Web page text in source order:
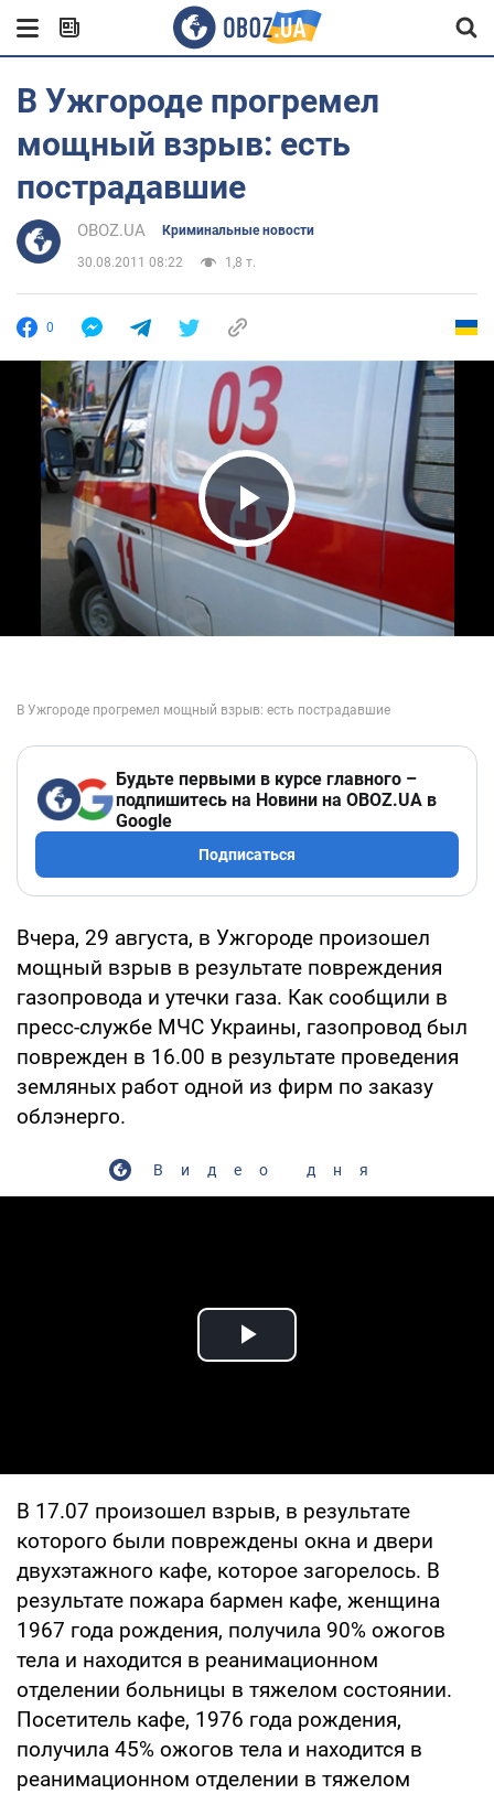
В Ужгороде прогремел
мощный взрыв: есть
пострадавшие
OBOZ.UA Криминальные новости
30.08.2011 08:22 1,8 т.
0
Play Video
Будьте первыми в курсе главного –
подпишитесь на Новини на OBOZ.UA в
Google
Подписаться
Вчера, 29 августа, в Ужгороде произошел
мощный взрыв в результате повреждения
газопровода и утечки газа. Как сообщили в
пресс-службе МЧС Украины, газопровод был
поврежден в 16.00 в результате проведения
земляных работ одной из фирм по заказу
облэнерго.
Видео дня
Play Video
В 17.07 произошел взрыв, в результате
которого были повреждены окна и двери
двухэтажного кафе, которое загорелось. В
результате пожара бармен кафе, женщина
1967 года рождения, получила 90% ожогов
тела и находится в реанимационном
отделении больницы в тяжелом состоянии.
Посетитель кафе, 1976 года рождения,
получила 45% ожогов тела и находится в
реанимационном отделении в тяжелом